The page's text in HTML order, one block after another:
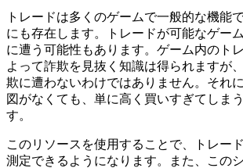
トレードは多くのゲームで一般的な機能
にも存在します。トレードが可能なゲー
に遭う可能性もあります。ゲーム内のト
よって詐欺を見抜く知識は得られますが
欺に遭わないわけではありません。それ
図がなくても、単に高く買いすぎてしま
す。
このリソースを使用することで、トレー
測定できるようになります。また、この